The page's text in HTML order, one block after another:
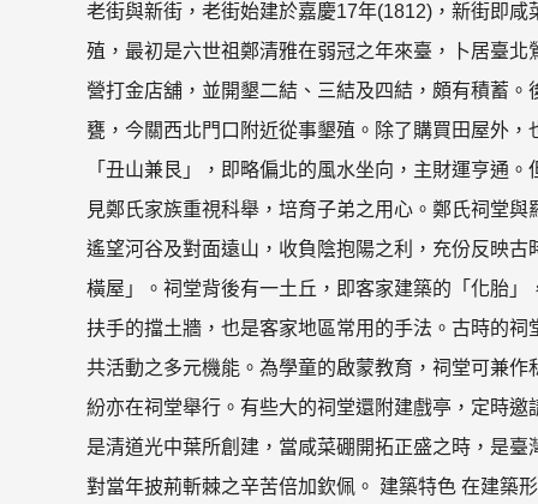
老街與新街，老街始建於嘉慶17年(1812)，新街即
殖，最初是六世祖鄭清雅在弱冠之年來臺，卜居臺
營打金店舖，並開墾二結、三結及四結，頗有積蓄
甕，今關西北門口附近從事墾殖。除了購買田屋外
「丑山兼艮」，即略偏北的風水坐向，主財運亨通
見鄭氏家族重視科舉，培育子弟之用心。鄭氏祠堂
遙望河谷及對面遠山，收負陰抱陽之利，充份反映
橫屋」。祠堂背後有一土丘，即客家建築的「化胎
扶手的擋土牆，也是客家地區常用的手法。古時的
共活動之多元機能。為學童的啟蒙教育，祠堂可兼
紛亦在祠堂舉行。有些大的祠堂還附建戲亭，定時
是清道光中葉所創建，當咸菜硼開拓正盛之時，是
對當年披荊斬棘之辛苦倍加欽佩。 建築特色 在建築